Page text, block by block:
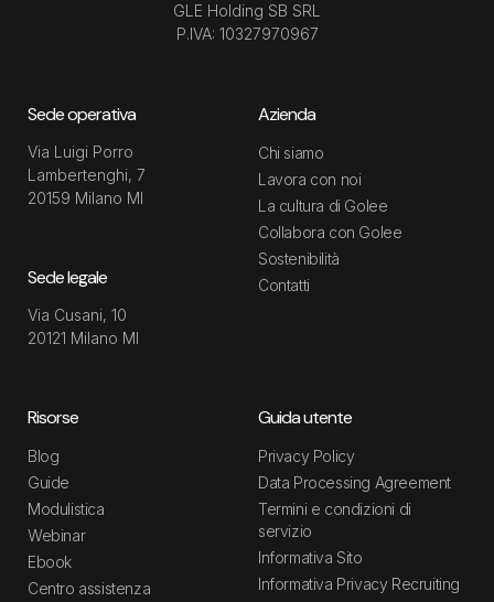
GLE Holding SB SRL
P.IVA: 10327970967
Sede operativa
Via Luigi Porro
Lambertenghi, 7
20159 Milano MI
Sede legale
Via Cusani, 10
20121 Milano MI
Azienda
Chi siamo
Lavora con noi
La cultura di Golee
Collabora con Golee
Sostenibilità
Contatti
Risorse
Blog
Guide
Modulistica
Webinar
Ebook
Centro assistenza
Guida utente
Privacy Policy
Data Processing Agreement
Termini e condizioni di
servizio
Informativa Sito
Informativa Privacy Recruiting